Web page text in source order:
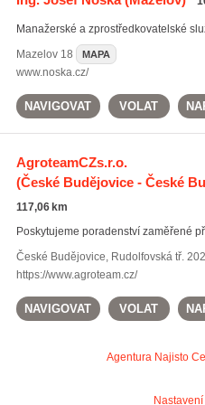
Manažerské a zprostředkovatelské
Mazelov18 MAPA
www.noska.cz/
NAVIGOVAT VOLAT
AgroteamCZs.r.o.
(České Budějovice - České
117,06 km
Poskytujeme poradenství zaměřené
České Budějovice, Rudolfovská tř. 202
https://www.agroteam.cz/
NAVIGOVAT VOLAT
Agentura Najisto